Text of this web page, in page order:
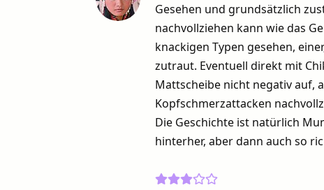
Gesehen und grundsätzlich
nachvollziehen kann wie das
knackigen Typen gesehen,
zutraut. Eventuell direkt mit
Mattscheibe nicht negativ auf,
Kopfschmerzattacken
Die Geschichte ist natürlich
hinterher, aber dann auch so